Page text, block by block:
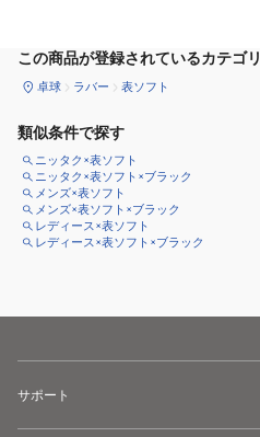
この商品が登録されているカテゴリ
卓球 ラバー 表ソフト
類似条件で探す
ニッタク×表ソフト
ニッタク×表ソフト×ブラック
メンズ×表ソフト
メンズ×表ソフト×ブラック
レディース×表ソフト
レディース×表ソフト×ブラック
サポート